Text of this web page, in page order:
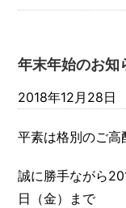
年末年始のお知
2018年12月28日
平素は格別のご高
誠に勝手ながら
日（金）まで